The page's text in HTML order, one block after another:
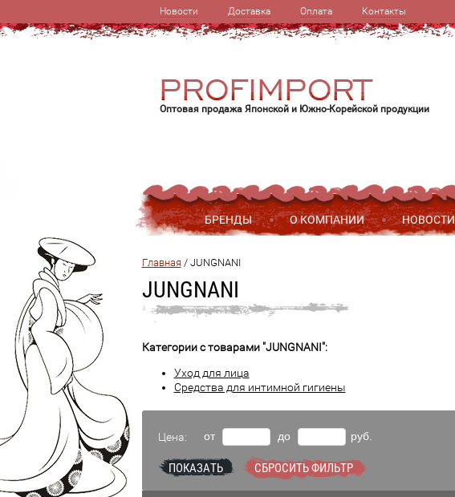
Новости Доставка Оплата Контакты
Оптовая продажа Японской и Южно-Корейской продукции
БРЕНДЫ О КОМПАНИИ НОВОСТИ
Главная / JUNGNANI
JUNGNANI
Категории с товарами "JUNGNANI":
Уход для лица
Средства для интимной гигиены
Цена: от до руб.
ПОКАЗАТЬ СБРОСИТЬ ФИЛЬТР